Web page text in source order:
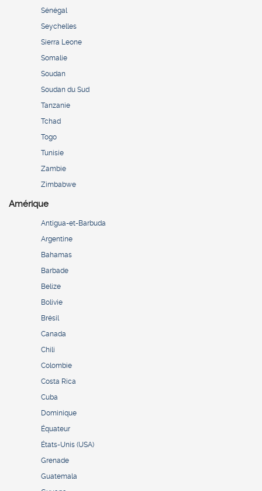
Sénégal
Seychelles
Sierra Leone
Somalie
Soudan
Soudan du Sud
Tanzanie
Tchad
Togo
Tunisie
Zambie
Zimbabwe
Amérique
Antigua-et-Barbuda
Argentine
Bahamas
Barbade
Belize
Bolivie
Brésil
Canada
Chili
Colombie
Costa Rica
Cuba
Dominique
Équateur
États-Unis (USA)
Grenade
Guatemala